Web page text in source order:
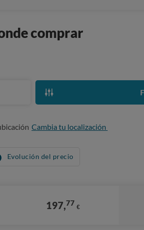
comprar
Cambia tu localización
Evolución del precio
197,77 €